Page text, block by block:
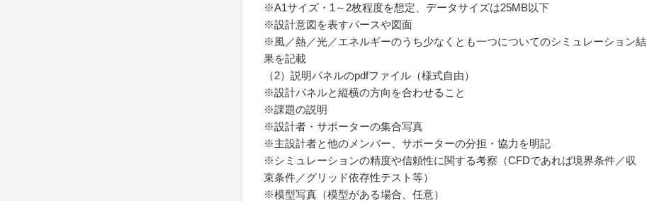
※A1サイズ・1～2枚程度を想定、データサイズは25MB以下
※設計意図を表すパースや図面
※風／熱／光／エネルギーのうち少なくとも一つについてのシミュレーション結
果を記載
（2）説明パネルのpdfファイル（様式自由）
※設計パネルと縦横の方向を合わせること
※課題の説明
※設計者・サポーターの集合写真
※主設計者と他のメンバー、サポーターの分担・協力を明記
※シミュレーションの精度や信頼性に関する考察（CFDであれば境界条件／収
束条件／グリッド依存性テスト等）
※模型写真（模型がある場合、任意）